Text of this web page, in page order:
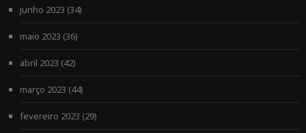
junho 2023 (34)
maio 2023 (36)
abril 2023 (42)
março 2023 (44)
fevereiro 2023 (29)